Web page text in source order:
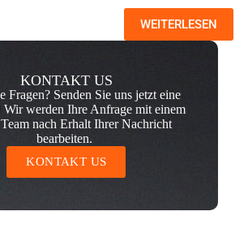
WEITERLESEN
KONTAKT US
Fragen? Senden Sie uns jetzt eine
werden Ihre Anfrage mit einem
nach Erhalt Ihrer Nachricht
bearbeiten.
KONTAKT US